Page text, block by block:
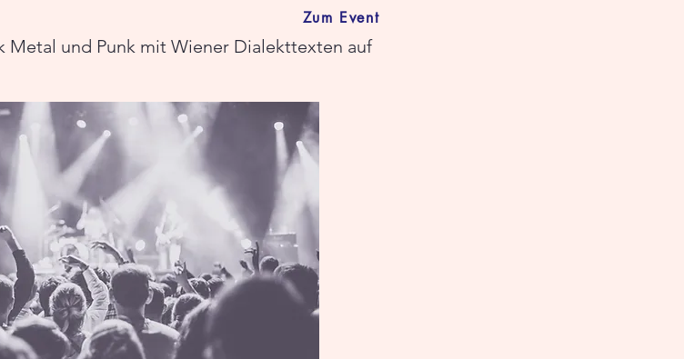
Metal und Punk mit Wiener Dialekttexten auf
Zum Event